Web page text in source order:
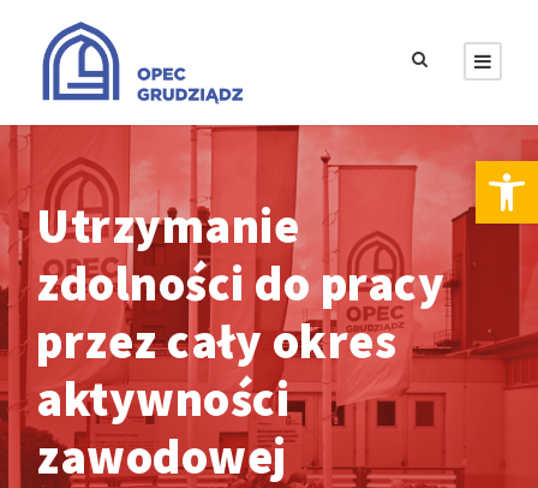
Otwórz pasek narzędzi
Utrzymanie
zdolności do pracy
przez cały okres
aktywności
zawodowej